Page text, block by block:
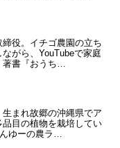
役。イチゴ農園の立ち
がら、YouTubeで家庭
書『おうち…
まれ故郷の沖縄県でア
目の植物を栽培してい
ゆーの農ラ…